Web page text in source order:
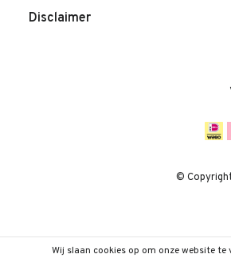
Disclaimer
©
Wij slaan cookies op om onze website